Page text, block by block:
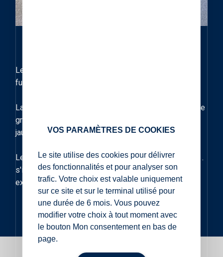
Le Réaménagement du Quai des Martyrs à Henebont
fut un projet de charme pour Cominex.
La maitrise d'œuvre a retenu comme pierre naturelle le
granit Fino Nacional et son camaïeu de blanc, beige,
jaune qui rappelle le granit du pont adjacent.
Le mélange de dalles, pavés, bancs et couronnement .
s'intègre parfaitement avec les ouvrages en granit
existants et les enrochements.
VOS PARAMÈTRES DE COOKIES
Le site utilise des cookies pour délivrer
des fonctionnalités et pour analyser son
trafic. Votre choix est valable uniquement
sur ce site et sur le terminal utilisé pour
une durée de 6 mois. Vous pouvez
modifier votre choix à tout moment avec
le bouton Mon consentement en bas de
page.